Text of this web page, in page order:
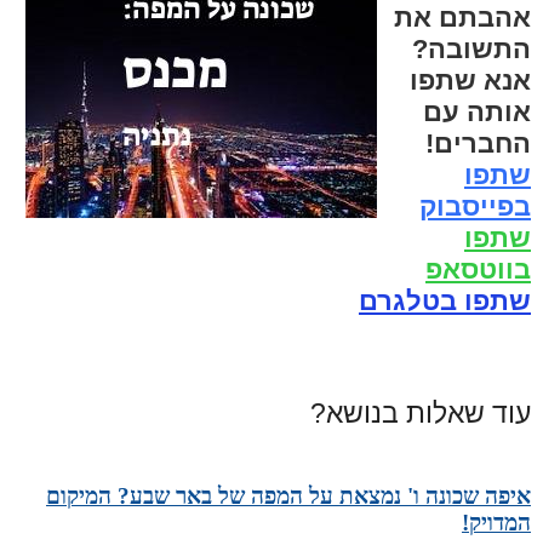
אהבתם את
התשובה?
אנא שתפו
אותה עם
החברים!
שתפו
בפייסבוק
שתפו
בווטסאפ
שתפו בטלגרם
עוד שאלות בנושא?
איפה שכונה ו' נמצאת על המפה של באר שבע? המיקום
המדויק!